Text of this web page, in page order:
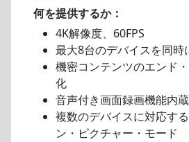
何を提供するか：
4K解像度、60FPS
最大8台のデバイスを同時
機密コンテンツのエンド
化
音声付き画面録画機能内蔵
複数のデバイスに対応す
ン・ピクチャー・モード